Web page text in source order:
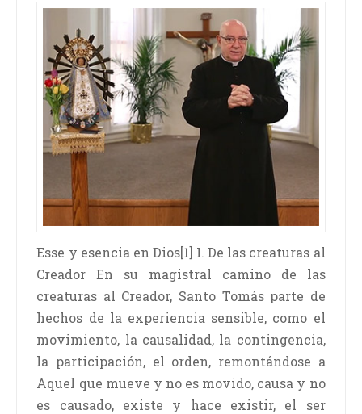
Esse y esencia en Dios[1] I. De las creaturas al
Creador En su magistral camino de las
creaturas al Creador, Santo Tomás parte de
hechos de la experiencia sensible, como el
movimiento, la causalidad, la contingencia,
la participación, el orden, remontándose a
Aquel que mueve y no es movido, causa y no
es causado, existe y hace existir, el ser